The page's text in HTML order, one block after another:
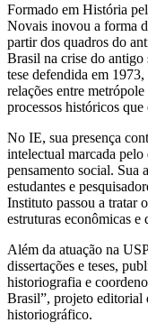
Formado em História
Novais inovou a forma
partir dos quadros do
Brasil na crise do
tese defendida em
relações entre
processos históricos
No IE, sua presença
intelectual marcada
pensamento social. Sua
estudantes e
Instituto passou a tratar
estruturas econômicas
Além da atuação na
dissertações e teses,
historiografia e
Brasil”, projeto editorial
historiográfico.